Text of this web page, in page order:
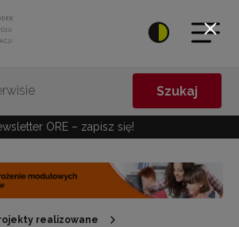
Szukaj
ORE – zapisz się!
realizowane